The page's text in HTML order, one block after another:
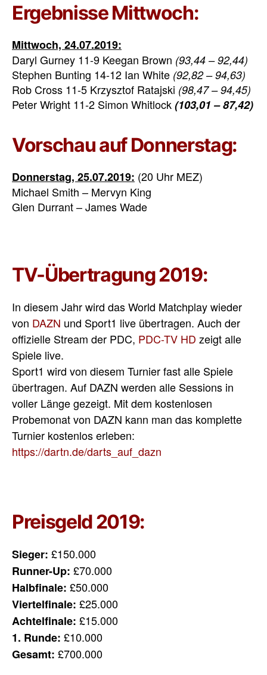
Ergebnisse Mittwoch:
Mittwoch, 24.07.2019:
Daryl Gurney 11-9 Keegan Brown (93,44 – 92,44)
Stephen Bunting 14-12 Ian White (92,82 – 94,63)
Rob Cross 11-5 Krzysztof Ratajski (98,47 – 94,45)
Peter Wright 11-2 Simon Whitlock(103,01 – 87,42)
Vorschau auf Donnerstag:
Donnerstag, 25.07.2019: (20 Uhr MEZ)
Michael Smith – Mervyn King
Glen Durrant – James Wade
TV-Übertragung 2019:
In diesem Jahr wird das World Matchplay wieder
von DAZN und Sport1 live übertragen. Auch der
offizielle Stream der PDC, PDC-TV HD zeigt alle
Spiele live.
Sport1 wird von diesem Turnier fast alle Spiele
übertragen. Auf DAZN werden alle Sessions in
voller Länge gezeigt. Mit dem kostenlosen
Probemonat von DAZN kann man das komplette
Turnier kostenlos erleben:
https://dartn.de/darts_auf_dazn
Preisgeld 2019:
Sieger: £150.000
Runner-Up: £70.000
Halbfinale: £50.000
Viertelfinale: £25.000
Achtelfinale: £15.000
1. Runde: £10.000
Gesamt: £700.000